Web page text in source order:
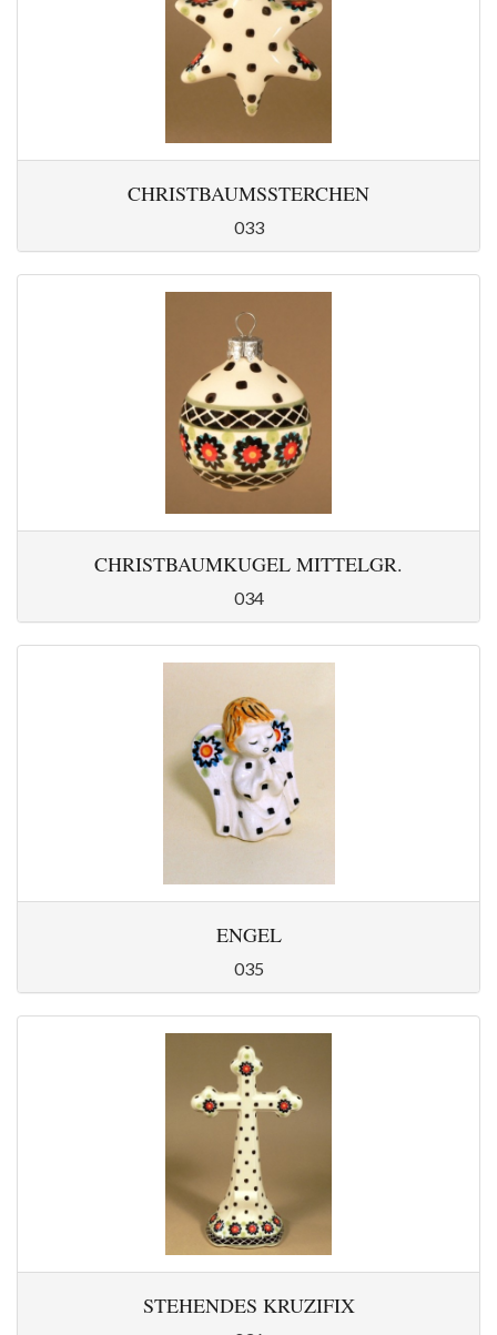
CHRISTBAUMSSTERCHEN
033
CHRISTBAUMKUGEL MITTELGR.
034
ENGEL
035
STEHENDES KRUZIFIX